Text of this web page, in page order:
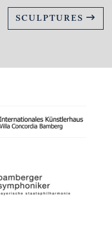
SCULPTURES